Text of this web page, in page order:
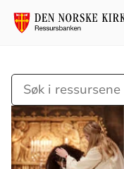
Søk
i
ressursene